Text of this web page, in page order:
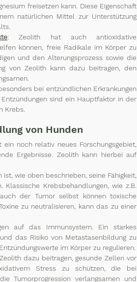
freisetzen kann. Diese Eigenschaft
natürlichen Mittel zur Unterstützung
: Zeolith hat auch antioxidative
können, freie Radikale im Körper zu
und den Alterungsprozess sowie die
von Zeolith kann dazu beitragen, den
bei entzündlichen Erkrankungen
sind ein Hauptfaktor in der
Krebs.
von Hunden
noch relativ neues Forschungsgebiet,
Ergebnisse. Zeolith kann hierbei auf
wie oben beschrieben, seine Fähigkeit,
Krebsbehandlungen, wie z.B.
der Tumor selbst können toxische
zu neutralisieren, kann das zu einer
auf das Immunsystem. Ein starkes
das Risiko von Metastasenbildung zu
im Körper zu regulieren.
dazu beitragen, gesunde Zellen vor
Stress zu schützen, die bei
Tumorprogression verlangsamen und